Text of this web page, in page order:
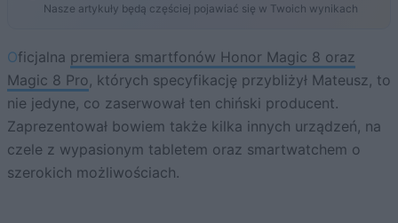
Nasze artykuły będą częściej pojawiać się w Twoich wynikach
Oficjalna premiera smartfonów Honor Magic 8 oraz
Magic 8 Pro, których specyfikację przybliżył Mateusz, to
nie jedyne, co zaserwował ten chiński producent.
Zaprezentował bowiem także kilka innych urządzeń, na
czele z wypasionym tabletem oraz smartwatchem o
szerokich możliwościach.